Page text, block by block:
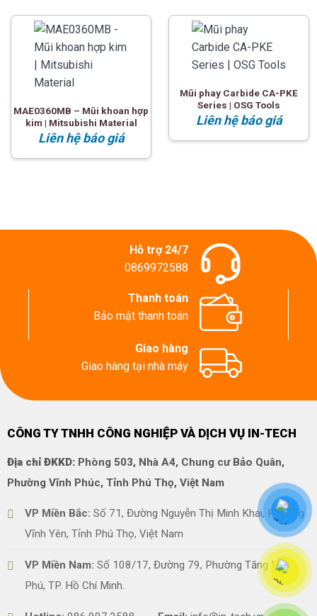
MAE0360MB – Mũi khoan hợp
kim | Mitsubishi Material
Liên hệ báo giá
Mũi phay Carbide CA-PKE
Series | OSG Tools
Liên hệ báo giá
Hỗ trợ 24/7
0869972588
Thanh toán
Bảo mật thanh toán
Giao hàng
Giao hàng tại nhà máy
CÔNG TY TNHH CÔNG NGHIỆP VÀ DỊCH VỤ IN-TECH
Địa chỉ ĐKKD:Phòng 503, Nhà A4, Chung cư Bảo Quân,
Phường Vĩnh Phúc, Tỉnh Phú Thọ, Việt Nam
VP Miền Bắc: Số 71, Đường Nguyễn Thị Minh Khai, Phường
Vĩnh Yên, Tỉnh Phú Thọ, Việt Nam
VP Miền Nam: Số 108/17, Đường 79, Phường Tăng Nhơn
Phú, TP. Hồ Chí Minh.